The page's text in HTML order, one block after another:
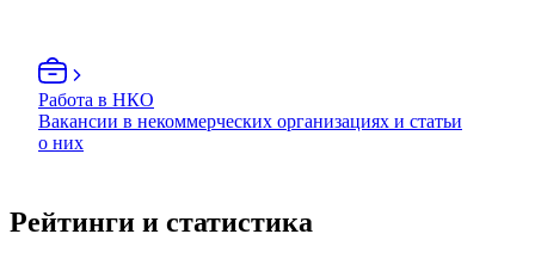
Работа в НКО
Вакансии в некоммерческих организациях и статьи
о них
Рейтинги и статистика